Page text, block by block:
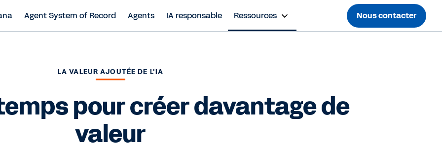
Agent System of Record Agents IA responsable Ressources Nous contacter
LA VALEUR AJOUTÉE DE L'IA
pour créer davantage de
valeur